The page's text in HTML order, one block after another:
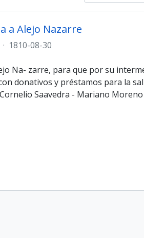
a Alejo Nazarre
· 1810-08-30
Na- zarre, para que por su
donativos y préstamos para la
Saavedra - Mariano Moreno